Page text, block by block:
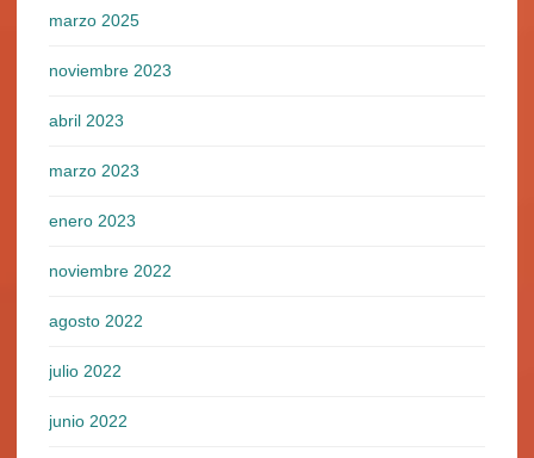
marzo 2025
noviembre 2023
abril 2023
marzo 2023
enero 2023
noviembre 2022
agosto 2022
julio 2022
junio 2022